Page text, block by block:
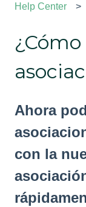
Help Center
Ahora
con la